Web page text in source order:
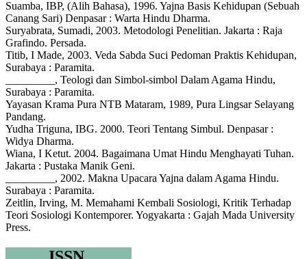
Suamba, IBP, (Alih Bahasa), 1996. Yajna Basis Kehidupan (Sebuah
Canang Sari) Denpasar : Warta Hindu Dharma.
Suryabrata, Sumadi, 2003. Metodologi Penelitian. Jakarta : Raja
Grafindo. Persada.
Titib, I Made, 2003. Veda Sabda Suci Pedoman Praktis Kehidupan,
Surabaya : Paramita.
_________, Teologi dan Simbol-simbol Dalam Agama Hindu,
Surabaya : Paramita.
Yayasan Krama Pura NTB Mataram, 1989, Pura Lingsar Selayang
Pandang.
Yudha Triguna, IBG. 2000. Teori Tentang Simbul. Denpasar :
Widya Dharma.
Wiana, I Ketut. 2004. Bagaimana Umat Hindu Menghayati Tuhan.
Jakarta : Pustaka Manik Geni.
_________, 2002. Makna Upacara Yajna dalam Agama Hindu.
Surabaya : Paramita.
Zeitlin, Irving, M. Memahami Kembali Sosiologi, Kritik Terhadap
Teori Sosiologi Kontemporer. Yogyakarta : Gajah Mada University
Press.